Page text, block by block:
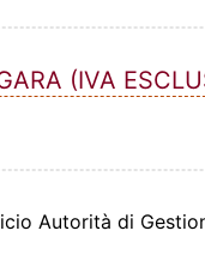
(IVA
Autorità di